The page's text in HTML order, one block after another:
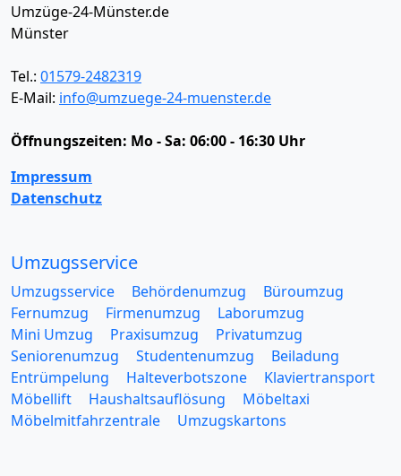
Umzüge-24-Münster.de
Münster
Tel.: 01579-2482319
E-Mail: info@umzuege-24-muenster.de
Öffnungszeiten: Mo - Sa: 06:00 - 16:30 Uhr
Impressum
Datenschutz
Umzugsservice
Umzugsservice Behördenumzug
Büroumzug
Fernumzug
Firmenumzug
Laborumzug
Mini Umzug
Praxisumzug
Privatumzug
Seniorenumzug
Studentenumzug
Beiladung
Entrümpelung
Halteverbotszone
Klaviertransport
Möbellift
Haushaltsauflösung
Möbeltaxi
Möbelmitfahrzentrale
Umzugskartons